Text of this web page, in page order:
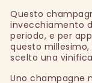
Questo
invecchiamento
periodo, e per
questo
scelto una
Uno champagne